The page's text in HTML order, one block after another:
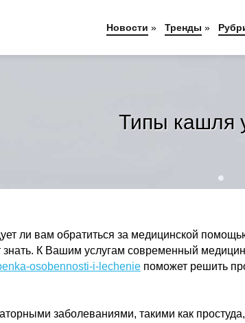
Типы кашля
ли вам обратиться за медицинской
К Вашим услугам современный
osobennosti-i-lechenie поможет решить
заболеваниями, такими как
Новости » Тренды »